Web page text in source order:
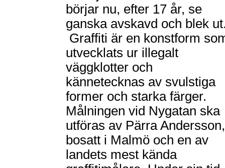
börjar nu, efter 17 år, se
ganska avskavd och blek
Graffiti är en konstform
utvecklats ur illegalt
väggklotter och
kännetecknas av svulstiga
former och starka färger.
Målningen vid Nygatan ska
utföras av Pärra Andersson,
bosatt i Malmö och en av
landets mest kända